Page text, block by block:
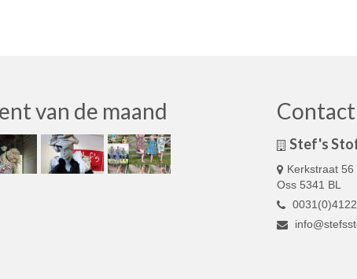
van de maand Contact
Stef's
Kerkstraat 56
Oss 5341 BL